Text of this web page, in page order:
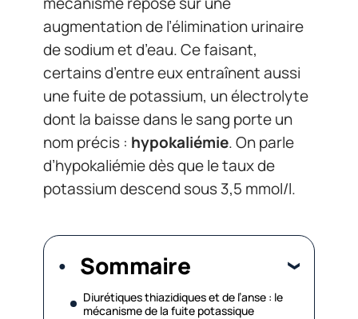
augmentation de l’élimination urinaire
de sodium et d’eau. Ce faisant,
certains d’entre eux entraînent aussi
une fuite de potassium, un électrolyte
dont la baisse dans le sang porte un
nom précis : hypokaliémie. On parle
d’hypokaliémie dès que le taux de
potassium descend sous 3,5 mmol/l.
Sommaire
Diurétiques thiazidiques et de l’anse : le
mécanisme de la fuite potassique